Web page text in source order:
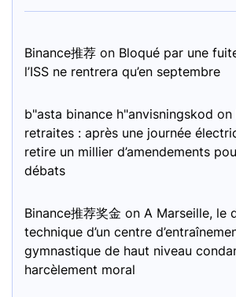
Binance推荐 on Bloqué par une
l’ISS ne rentrera qu’en septembre
b"asta binance h"anvisningskod on
retraites : après une journée
retire un millier d’amendements
débats
Binance推荐奖金 on A Marseille, le
technique d’un centre
gymnastique de haut niveau
harcèlement moral